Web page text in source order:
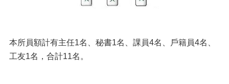
本所員額計有主任1名、秘書1名、課員4名、戶籍員4名、
工友1名，合計11名。